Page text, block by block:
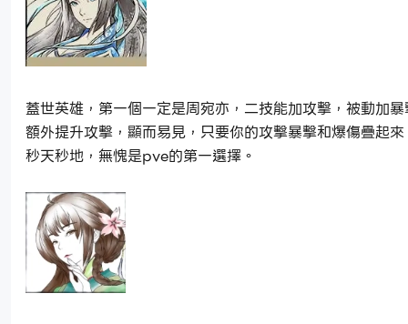
蓋世英雄，第一個一定是周宛亦，二技能加攻擊，被動加
額外提升攻擊，顯而易見，只要你的攻擊暴擊和爆傷疊起
秒天秒地，無愧是pve的第一選擇。